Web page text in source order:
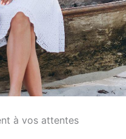
à vos attentes